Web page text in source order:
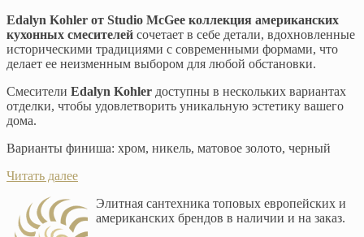
Edalyn Kohler от Studio McGee коллекция американских
кухонных смесителей сочетает в себе детали, вдохновленные
историческими традициями с современными формами, что
делает ее неизменным выбором для любой обстановки.
Смесители Edalyn Kohler доступны в нескольких вариантах
отделки, чтобы удовлетворить уникальную эстетику вашего
дома.
Варианты финиша: хром, никель, матовое золото, черный
Читать далее
Элитная сантехника топовых европейских и
американских брендов в наличии и на заказ.